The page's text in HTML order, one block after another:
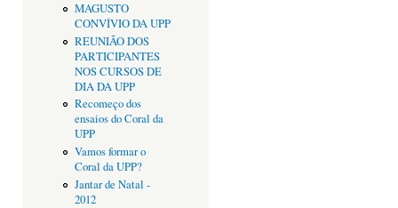
MAGUSTO
CONVÍVIO DA UPP
REUNIÃO DOS
PARTICIPANTES
NOS CURSOS DE
DIA DA UPP
Recomeço dos
ensaios do Coral da
UPP
Vamos formar o
Coral da UPP?
Jantar de Natal -
2012